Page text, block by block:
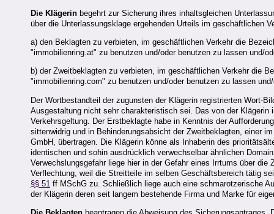
Die Klägerin begehrt zur Sicherung ihres inhaltsgleichen
über die Unterlassungsklage ergehenden Urteils im geschäftlichen
a) den Beklagten zu verbieten, im geschäftlichen Verkehr die
"immobilienring.at" zu benutzen und/oder benutzen zu lassen und/
b) der Zweitbeklagten zu verbieten, im geschäftlichen Verkehr die
"immobilienring.com" zu benutzen und/oder benutzen zu lassen
Der Wortbestandteil der zugunsten der Klägerin registrierten Wort-
Ausgestaltung nicht sehr charakteristisch sei. Das von der
Verkehrsgeltung. Der Erstbeklagte habe in Kenntnis der
sittenwidrig und in Behinderungsabsicht der Zweitbeklagten, einer
GmbH, übertragen. Die Klägerin könne als Inhaberin des
identischen und sohin ausdrücklich verwechselbar ähnlichen
Verwechslungsgefahr liege hier in der Gefahr eines Irrtums über
Verflechtung, weil die Streitteile im selben Geschäftsbereich tätig
§§ 51 ff MSchG zu. Schließlich liege auch eine schmarotzerische
der Klägerin deren seit langem bestehende Firma und Marke für